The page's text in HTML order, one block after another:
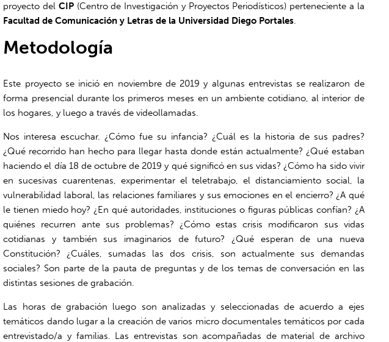
proyecto del CIP(Centro de Investigación y Proyectos Periodísticos) perteneciente a la
Facultad de Comunicación y Letras de la Universidad Diego Portales.
Metodología
Este proyecto se inició en noviembre de 2019 y algunas entrevistas se realizaron de
forma presencial durante los primeros meses en un ambiente cotidiano, al interior de
los hogares, y luego a través de videollamadas.
Nos interesa escuchar.¿Cómo fue su infancia? ¿Cuál es la historia de sus padres?
¿Qué recorrido han hecho para llegar hasta donde están actualmente? ¿Qué estaban
haciendo el día 18 de octubre de 2019 y qué significó en sus vidas? ¿Cómo ha sido vivir
en sucesivas cuarentenas, experimentar el teletrabajo, el distanciamiento social, la
vulnerabilidad laboral, las relaciones familiares y sus emociones en el encierro? ¿A qué
le tienen miedo hoy? ¿En qué autoridades, instituciones o figuras públicas confían? ¿A
quiénes recurren ante sus problemas? ¿Cómo estas crisis modificaron sus vidas
cotidianas y también sus imaginarios de futuro? ¿Qué esperan de una nueva
Constitución? ¿Cuáles, sumadas las dos crisis, son actualmente sus demandas
sociales? Son parte de la pauta de preguntas y de los temas de conversación en las
distintas sesiones de grabación.
Las horas de grabación luego son analizadas y seleccionadas de acuerdo a ejes
temáticos dando lugar a la creación de varios micro documentales temáticos por cada
entrevistado/a y familias. Las entrevistas son acompañadas de material de archivo